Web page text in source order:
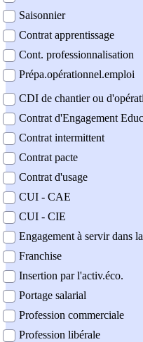
Saisonnier
Contrat apprentissage
Cont. professionnalisation
Prépa.opérationnel.emploi
CDI de chantier ou
Contrat d'Engagement
Contrat intermittent
Contrat pacte
Contrat d'usage
CUI - CAE
CUI - CIE
Engagement à servir dans
Franchise
Insertion par l'activ.éco.
Portage salarial
Profession commerciale
Profession libérale